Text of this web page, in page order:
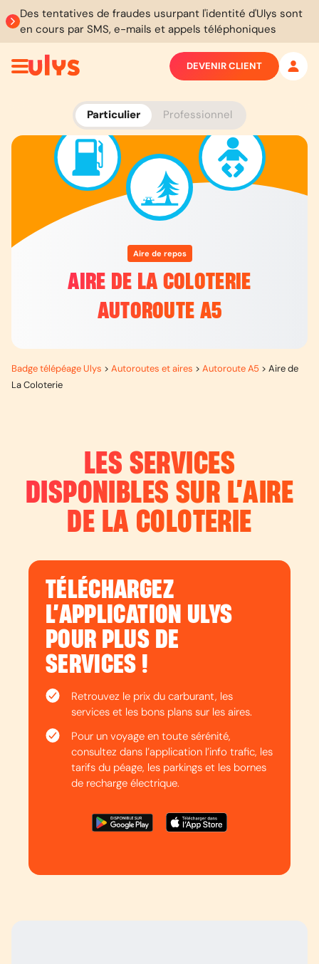
Des tentatives de fraudes usurpant l'identité d'Ulys sont
en cours par SMS, e-mails et appels téléphoniques
Particulier Professionnel
DEVENIR CLIENT
Aire de repos
AIRE DE LA COLOTERIE
AUTOROUTE A5
Badge télépéage Ulys > Autoroutes et aires > Autoroute A5 > Aire de
La Coloterie
LES SERVICES
DISPONIBLES SUR L’AIRE
DE LA COLOTERIE
TÉLÉCHARGEZ
L’APPLICATION ULYS
POUR PLUS DE
SERVICES !
Retrouvez le prix du carburant, les
services et les bons plans sur les aires.
Pour un voyage en toute sérénité,
consultez dans l’application l’info trafic, les
tarifs du péage, les parkings et les bornes
de recharge électrique.